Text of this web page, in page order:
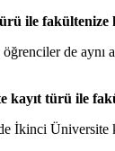
ile fakültenize
de
kayıt türü ile
İkinci Üniversite